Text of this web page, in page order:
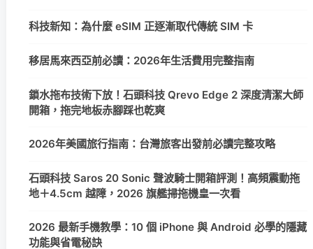
科技新知：為什麼 eSIM 正逐漸取代傳統 SIM 卡
移居馬來西亞前必讀：2026年生活費用完整指南
鎖水拖布技術下放！石頭科技 Qrevo Edge 2 深度清潔大師
開箱，拖完地板赤腳踩也乾爽
2026年美國旅行指南：台灣旅客出發前必讀完整攻略
石頭科技 Saros 20 Sonic 聲波騎士開箱評測！高頻震動拖
地＋4.5cm 越障，2026 旗艦掃拖機皇一次看
2026 最新手機教學：10 個 iPhone 與 Android 必學的隱藏
功能與省電秘訣